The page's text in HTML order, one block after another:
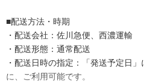
■配送方法・時期
・配送会社：佐川急便、西濃運輸
・配送形態：通常配送
・配送日時の指定：「発送予定日
に、ご利用可能です。